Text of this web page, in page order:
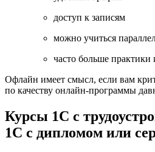
доступ к записям
можно учиться
часто больше
Офлайн имеет смысл, если вам
по качеству онлайн-программы
Курсы 1С с
1С с дипломом или